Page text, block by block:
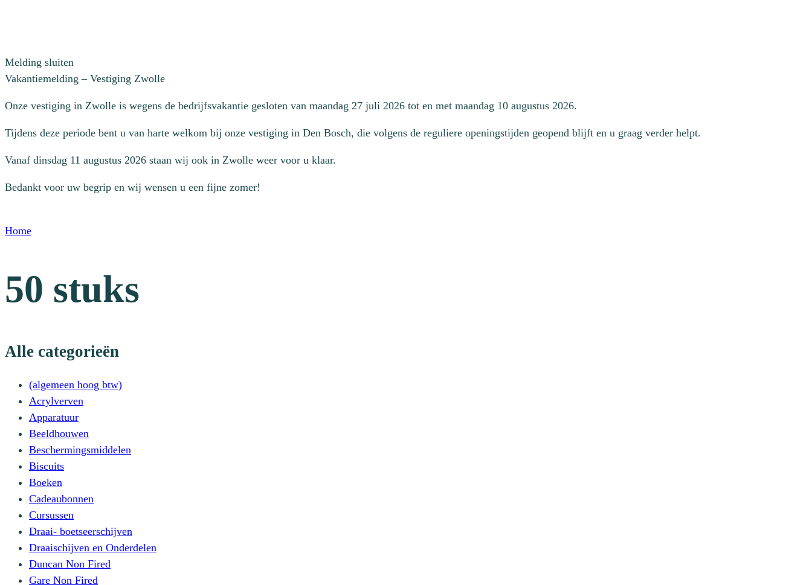
Melding sluiten
Vakantiemelding – Vestiging Zwolle
Onze vestiging in Zwolle is wegens de bedrijfsvakantie gesloten van maandag 27 juli 2026 tot en met maandag 10 augustus 2026.
Tijdens deze periode bent u van harte welkom bij onze vestiging in Den Bosch, die volgens de reguliere openingstijden geopend blijft en u graag verder helpt.
Vanaf dinsdag 11 augustus 2026 staan wij ook in Zwolle weer voor u klaar.
Bedankt voor uw begrip en wij wensen u een fijne zomer!
Home
50 stuks
Alle categorieën
(algemeen hoog btw)
Acrylverven
Apparatuur
Beeldhouwen
Beschermingsmiddelen
Biscuits
Boeken
Cadeaubonnen
Cursussen
Draai- boetseerschijven
Draaischijven en Onderdelen
Duncan Non Fired
Gare Non Fired